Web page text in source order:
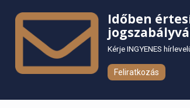
Időben
Kérje INGYENES
Feliratkozás